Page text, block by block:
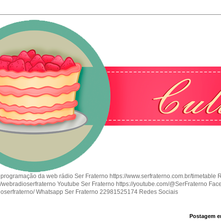
da web rádio Ser Fraterno https://www.serfraterno.com.br/timetable
Youtube Ser Fraterno https://youtube.com/@SerFraterno
Whatsapp Ser Fraterno 22981525174 Redes Sociais
Postagem